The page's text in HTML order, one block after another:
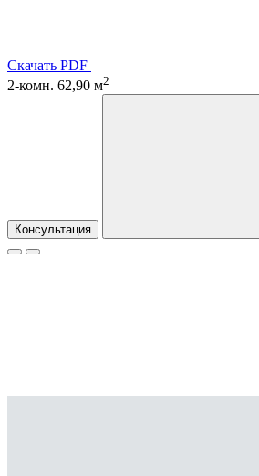
Скачать PDF
2-комн. 62,90 м2
Консультация